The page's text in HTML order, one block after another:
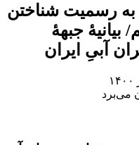
به رسمیت شناختن
جبههٔ
آبیِ ایران